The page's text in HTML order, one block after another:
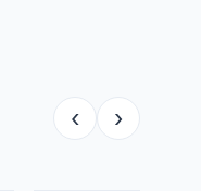
‹ ›